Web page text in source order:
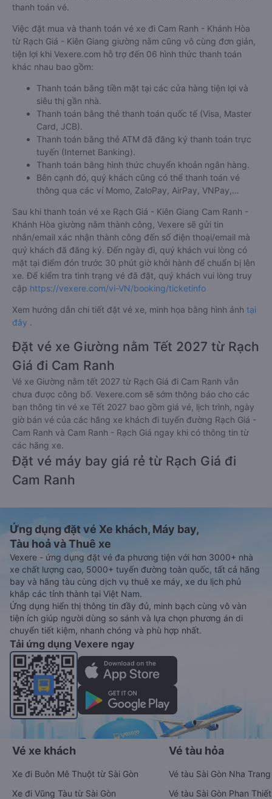
thanh toán vé.
Việc đặt mua và thanh toán vé xe đi Cam Ranh - Khánh Hòa
từ Rạch Giá - Kiên Giang giường nằm cũng vô cùng đơn giản,
tiện lợi khi Vexere.com hỗ trợ đến 06 hình thức thanh toán
khác nhau bao gồm:
Thanh toán bằng tiền mặt tại các cửa hàng tiện lợi và
siêu thị gần nhà.
Thanh toán bằng thẻ thanh toán quốc tế (Visa, Master
Card, JCB).
Thanh toán bằng thẻ ATM đã đăng ký thanh toán trực
tuyến (Internet Banking).
Thanh toán bằng hình thức chuyển khoản ngân hàng.
Bên cạnh đó, quý khách cũng có thể thanh toán vé
thông qua các ví Momo, ZaloPay, AirPay, VNPay,…
Sau khi thanh toán vé xe Rạch Giá - Kiên Giang Cam Ranh -
Khánh Hòa giường nằm thành công, Vexere sẽ gửi tin
nhắn/email xác nhận thành công đến số điện thoại/email mà
quý khách đã đăng ký. Đến ngày đi, quý khách vui lòng có
mặt tại điểm đón trước 30 phút giờ khởi hành để chuẩn bị lên
xe. Để kiểm tra tình trạng vé đã đặt, quý khách vui lòng truy
cập https://vexere.com/vi-VN/booking/ticketinfo
Xem hướng dẫn chi tiết đặt vé xe, minh họa bằng hình ảnh tại
đây .
Đặt vé xe Giường nằm Tết 2027 từ Rạch
Giá đi Cam Ranh
Vé xe Giường nằm tết 2027 từ Rạch Giá đi Cam Ranh vẫn
chưa được công bố. Vexere.com sẽ sớm thông báo cho các
bạn thông tin vé xe Tết 2027 bao gồm giá vé, lịch trình, ngày
giờ bán vé của các hãng xe khách đi tuyến đường Rạch Giá -
Cam Ranh và Cam Ranh - Rạch Giá ngay khi có thông tin từ
các hãng xe.
Đặt vé máy bay giá rẻ từ Rạch Giá đi
Cam Ranh
Ứng dụng đặt vé Xe khách, Máy bay,
Tàu hoả và Thuê xe
Vexere - ứng dụng đặt vé đa phương tiện với hơn 3000+ nhà
xe chất lượng cao, 5000+ tuyến đường toàn quốc, tất cả hãng
bay và hãng tàu cùng dịch vụ thuê xe máy, xe du lịch phủ
khắp các tỉnh thành tại Việt Nam.
Ứng dụng hiển thị thông tin đầy đủ, minh bạch cùng vô vàn
tiện ích giúp người dùng so sánh và lựa chọn phương án di
chuyển tiết kiệm, nhanh chóng và phù hợp nhất.
Tải ứng dụng Vexere ngay
Vé xe khách
Xe đi Buôn Mê Thuột từ Sài Gòn
Xe đi Vũng Tàu từ Sài Gòn
Vé tàu hỏa
Vé tàu Sài Gòn Nha Trang
Vé tàu Sài Gòn Phan Thiết